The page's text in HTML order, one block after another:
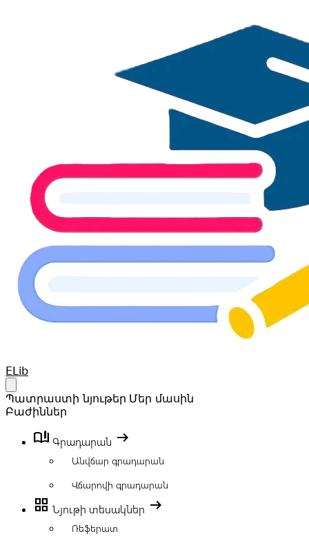
Your Company
ELib
Պատրաստի նյութեր Մեր մասին
Բաժիններ
book_ribbon Գրադարան arrow_right_alt
Անվճար գրադարան
Վճարովի գրադարան
grid_view Նյութի տեսակներ arrow_right_alt
Ռեֆերատ